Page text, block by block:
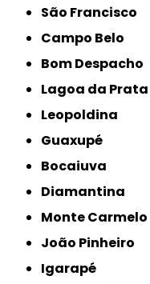
São Francisco
Campo Belo
Bom Despacho
Lagoa da Prata
Leopoldina
Guaxupé
Bocaiuva
Diamantina
Monte Carmelo
João Pinheiro
Igarapé